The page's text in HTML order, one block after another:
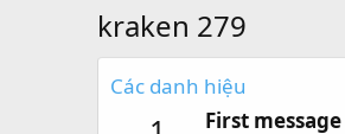
kraken 279
Các danh hiệu
First message